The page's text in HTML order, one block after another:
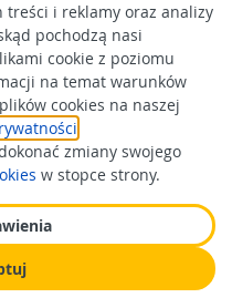
i reklamy oraz analizy
pochodzą nasi
cookie z poziomu
na temat warunków
cookies na naszej
zmiany swojego
w stopce strony.
zł/szt
orientacyjna
Do koszyka